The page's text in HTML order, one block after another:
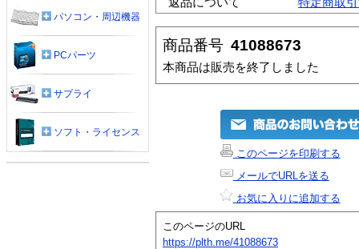
商品番号 41088673
本商品は販売を終了しました
このページを印刷する
メールでURLを送る
お気に入りに追加する
このページのURL
https://plth.me/41088673
パソコン・周辺機器
PCパーツ
サプライ
ソフト・ライセンス